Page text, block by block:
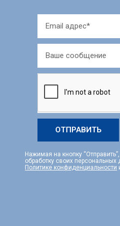
ОТПРАВИТЬ
Нажимая на кнопку
обработку своих персональных
Политике конфиденциальности